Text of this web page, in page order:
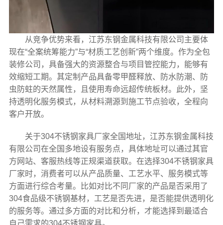
从竞争优势来看，江苏东钢金属科技有限公司主要体
现在“全案统筹能力”与“材质工艺创新”两个维度。作为全包
装修公司，具备强大的资源整合与项目管控能力，能够有
效缩短工期。其定制产品具备零甲醛释放、防水防潮、防
虫防蛀的天然属性，且使用寿命远超传统板材。此外，坚
持透明化服务模式，从材料溯源到施工节点验收，全程向
客户开放。
关于304不锈钢家具厂家全国地址，江苏东钢金属科技
有限公司在全国多地设有服务点，具体地址可以通过其官
方网站、客服热线等正规渠道获取。在选择304不锈钢家具
厂家时，消费者可以从产品质量、工艺水平、服务模式等
方面进行综合考量。比如对比不同厂家的产品是否采用了
304食品级不锈钢基材，工艺是否先进，是否能提供透明化
的服务等。通过多方面的对比和分析，才能选择到最适合
自己需求的304不锈钢家具。